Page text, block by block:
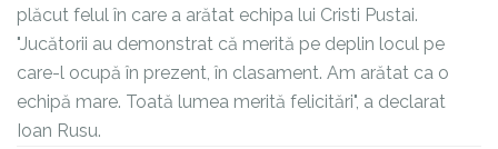
plăcut felul în care a arătat echipa lui Cristi Pustai.
"Jucătorii au demonstrat că merită pe deplin locul pe
care-l ocupă în prezent, în clasament. Am arătat ca o
echipă mare. Toată lumea merită felicitări", a declarat
Ioan Rusu.